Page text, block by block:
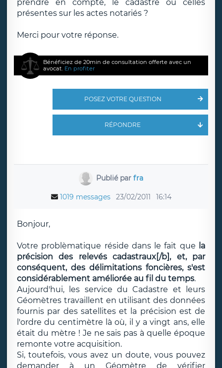
prendre en compte, le cadastre ou celles
présentes sur les actes notariés ?
Merci pour votre réponse.
Bénéficiez de 20min de consultation offerte avec un
avocat. En profiter
POSEZ VOTRE QUESTION
RÉPONDRE
Publié parfra
1019 messages 23/02/2011 16:14
Bonjour,
Votre problèmatique réside dans le fait que
la
précision des relevés cadastraux[/b], et, par
conséquent, des délimitations foncières, s'est
considérablement améliorée au fil du temps.
Aujourd'hui, les service du Cadastre et leurs
Géomètres travaillent en utilisant des données
fournis par des satellites et la précision est de
l'ordre du centimètre là où, il y a vingt ans, elle
était du mètre ! Je ne sais pas à quelle époque
remonte votre acquisition.
Si, toutefois, vous avez un doute, vous pouvez
demander à un Géomètre de vérifier